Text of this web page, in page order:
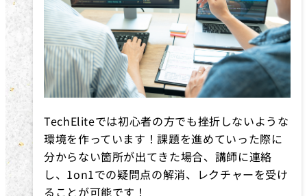
TechEliteでは初心者の方でも挫折しないような
環境を作っています！課題を進めていった際に
分からない箇所が出てきた場合、講師に連絡
し、1on1での疑問点の解消、レクチャーを受け
ることが可能です！